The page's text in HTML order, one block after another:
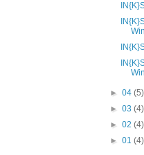
►04(5)
►03(4)
►02(4)
►01(4)